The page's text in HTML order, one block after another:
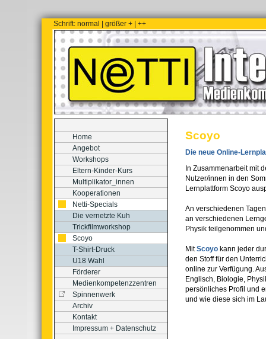
Home
Angebot
Workshops
Eltern-Kinder-Kurs
Multiplikator_innen
Kooperationen
Netti-Specials
Die vernetzte Kuh
Trickfilmworkshop
Scoyo
T-Shirt-Druck
U18 Wahl
Förderer
Medienkompetenzzentren
Spinnenwerk
Archiv
Kontakt
Impressum + Datenschutz
Scoyo
Die neue Online-
In Zusammenarbeit mit
Nutzer/innen in den
Lernplattform Scoyo
An verschiedenen
an verschiedenen
Physik teilgenommen
MitScoyo kann jeder
den Stoff für den
online zur Verfügung.
Englisch, Biologie,
persönliches Profil und
und wie diese sich im
Schrift: normal größer + ++